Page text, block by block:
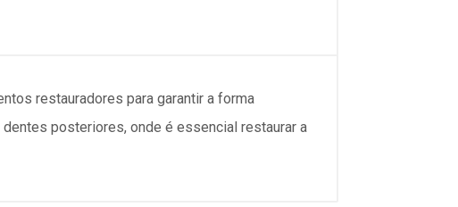
restauradores para garantir a forma
posteriores, onde é essencial restaurar a